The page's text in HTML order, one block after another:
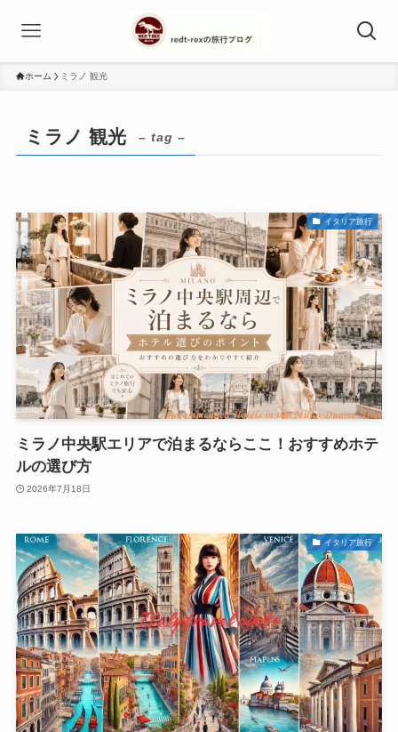
ホーム ミラノ 観光
ミラノ 観光 – tag –
イタリア旅行
ミラノ中央駅エリアで泊まるならここ！おすすめホテ
ルの選び方
2026年7月18日
イタリア旅行